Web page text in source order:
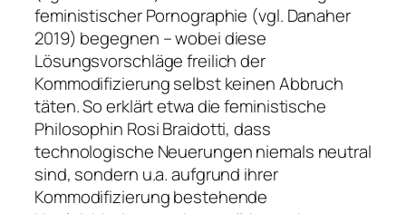
feministischer Pornographie (vgl. Danaher
2019) begegnen – wobei diese
Lösungsvorschläge freilich der
Kommodifizierung selbst keinen Abbruch
täten. So erklärt etwa die feministische
Philosophin Rosi Braidotti, dass
technologische Neuerungen niemals neutral
sind, sondern u.a. aufgrund ihrer
Kommodifizierung bestehende